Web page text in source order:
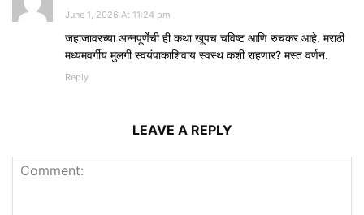
June 1, 2026 At 11:24 pm
जहाजावरच्या अन्नपूर्णेची ही कथा खूपच चविष्ट आणि रुचकर आहे. मराठी
मध्यमवर्गीय मुलगी स्वयंपाकाशिवाय स्वस्थ कशी राहणार? मस्त वर्णन.
Reply
LEAVE A REPLY